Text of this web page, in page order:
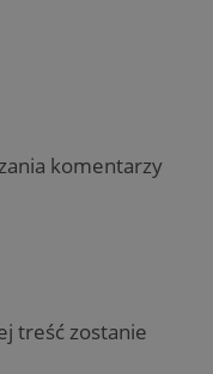
komentarzy
treść zostanie